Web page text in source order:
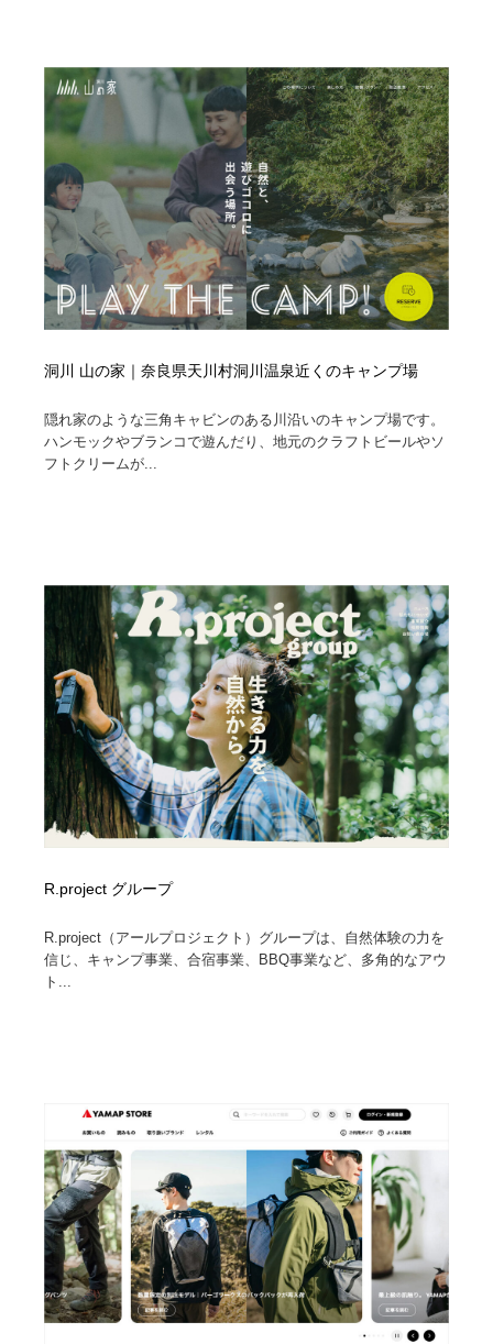
洞川 山の家｜奈良県天川村洞川温泉近くのキャンプ場
隠れ家のような三角キャビンのある川沿いのキャンプ場です。
ハンモックやブランコで遊んだり、地元のクラフトビールやソ
フトクリームが...
R.project グループ
R.project（アールプロジェクト）グループは、自然体験の力を
信じ、キャンプ事業、合宿事業、BBQ事業など、多角的なアウ
ト...